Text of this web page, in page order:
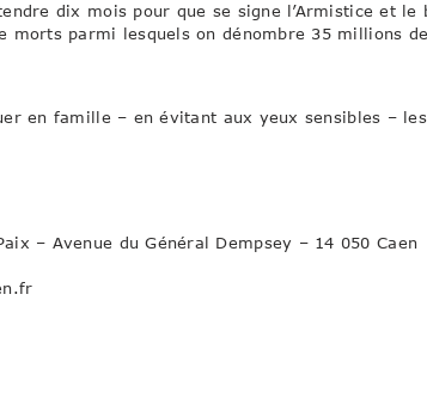
dix mois pour que se signe l’Armistice et
morts parmi lesquels on dénombre 35 millions
en famille – en évitant aux yeux sensibles –
– Avenue du Général Dempsey – 14 050 Caen